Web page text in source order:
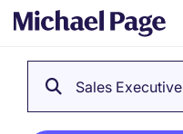
Sales Executive